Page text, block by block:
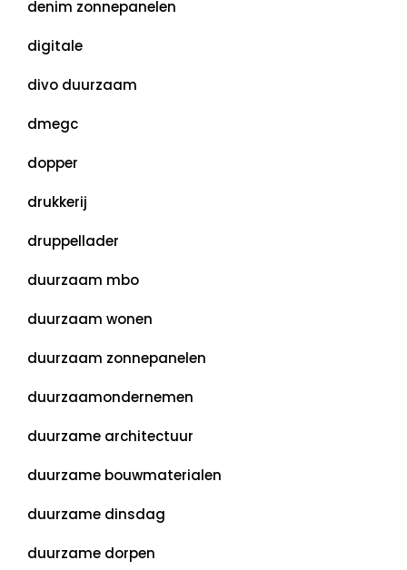
denim zonnepanelen
digitale
divo duurzaam
dmegc
dopper
drukkerij
druppellader
duurzaam mbo
duurzaam wonen
duurzaam zonnepanelen
duurzaamondernemen
duurzame architectuur
duurzame bouwmaterialen
duurzame dinsdag
duurzame dorpen